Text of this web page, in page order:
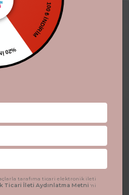
100 ₺ İNDİRİM
tarafıma ticari elektronik ileti
Ticari İleti Aydınlatma Metni 'ni